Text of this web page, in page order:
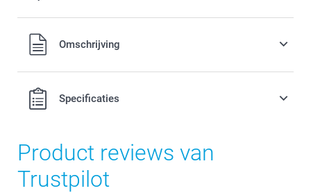
Gratis
Zwart-Wit
Sepia
Alle prijzen zijn in EURO (€) inclusief BTW en exclusief
verzendkosten.Omschrijving
Specificaties
Product reviews van
Trustpilot